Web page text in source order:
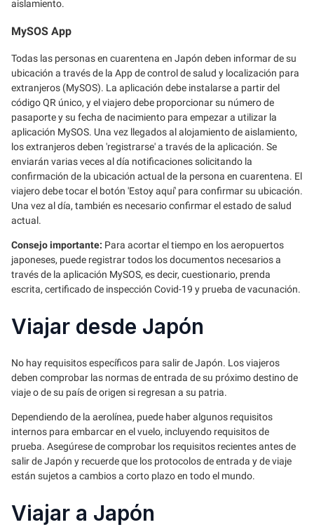
aislamiento.
MySOS App
Todas las personas en cuarentena en Japón deben informar de su
ubicación a través de la App de control de salud y localización para
extranjeros (MySOS). La aplicación debe instalarse a partir del
código QR único, y el viajero debe proporcionar su número de
pasaporte y su fecha de nacimiento para empezar a utilizar la
aplicación MySOS. Una vez llegados al alojamiento de aislamiento,
los extranjeros deben 'registrarse' a través de la aplicación. Se
enviarán varias veces al día notificaciones solicitando la
confirmación de la ubicación actual de la persona en cuarentena. El
viajero debe tocar el botón 'Estoy aquí' para confirmar su ubicación.
Una vez al día, también es necesario confirmar el estado de salud
actual.
Consejo importante: Para acortar el tiempo en los aeropuertos
japoneses, puede registrar todos los documentos necesarios a
través de la aplicación MySOS, es decir, cuestionario, prenda
escrita, certificado de inspección Covid-19 y prueba de vacunación.
Viajar desde Japón
No hay requisitos específicos para salir de Japón. Los viajeros
deben comprobar las normas de entrada de su próximo destino de
viaje o de su país de origen si regresan a su patria.
Dependiendo de la aerolínea, puede haber algunos requisitos
internos para embarcar en el vuelo, incluyendo requisitos de
prueba. Asegúrese de comprobar los requisitos recientes antes de
salir de Japón y recuerde que los protocolos de entrada y de viaje
están sujetos a cambios a corto plazo en todo el mundo.
Viajar a Japón